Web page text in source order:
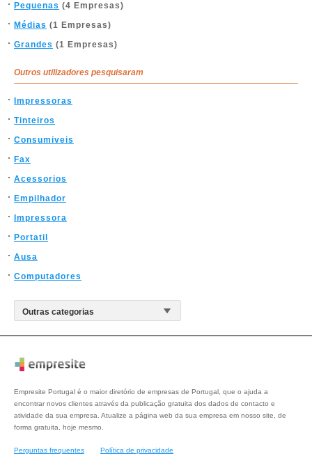
Pequenas (4 Empresas)
Médias (1 Empresas)
Grandes (1 Empresas)
Outros utilizadores pesquisaram
Impressoras
Tinteiros
Consumiveis
Fax
Acessorios
Empilhador
Impressora
Portatil
Ausa
Computadores
Empresite Portugal é o maior diretório de empresas de Portugal, que o ajuda a
encontrar novos clientes através da publicação gratuita dos dados de contacto e
atividade da sua empresa. Atualize a página web da sua empresa em nosso site, de
forma gratuita, hoje mesmo.
Perguntas frequentes Política de privacidade